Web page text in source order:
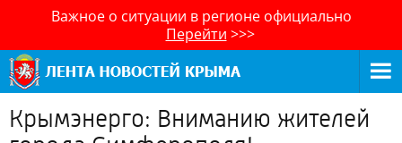
Важное о ситуации в регионе официально
Перейти >>>
Крымэнерго: Вниманию жителей